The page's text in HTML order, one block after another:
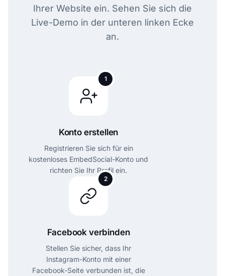
Ihrer Website ein. Sehen Sie sich die
Live-Demo in der unteren linken Ecke
an.
1
Konto erstellen
Registrieren Sie sich für ein
kostenloses EmbedSocial-Konto und
richten Sie Ihr Profil ein.
2
Facebook verbinden
Stellen Sie sicher, dass Ihr
Instagram-Konto mit einer
Facebook-Seite verbunden ist, die